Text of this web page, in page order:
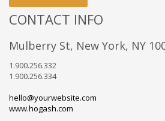
CONTACT INFO
Mulberry St, New York, NY
1.900.256.332
1.900.256.334
hello@yourwebsite.com
www.hogash.com